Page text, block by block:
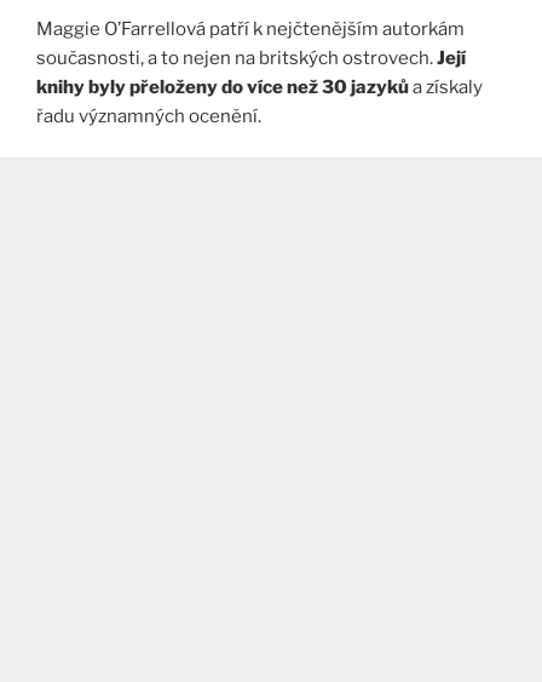
Maggie O’Farrellová patří k nejčtenějším autorkám
současnosti, a to nejen na britských ostrovech.Její
knihy byly přeloženy do více než 30 jazykůa získaly
řadu významných ocenění.